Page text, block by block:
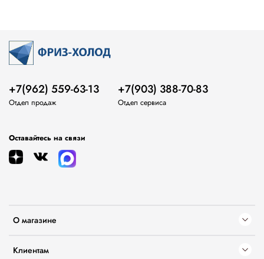
О магазине
Клиентам
+7(962) 559-63-13
Отдел продаж
+7(903) 388-70-83
Отдел сервиса
Оставайтесь на связи